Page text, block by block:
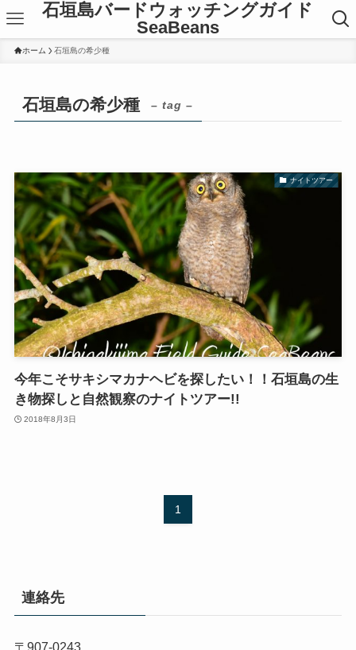
石垣島バードウォッチングガイド
SeaBeans
ホーム 石垣島の希少種
石垣島の希少種 – tag –
ナイトツアー
今年こそサキシマカナヘビを探したい！！石垣島の生
き物探しと自然観察のナイトツアー!!
2018年8月3日
1
連絡先
〒907-0243